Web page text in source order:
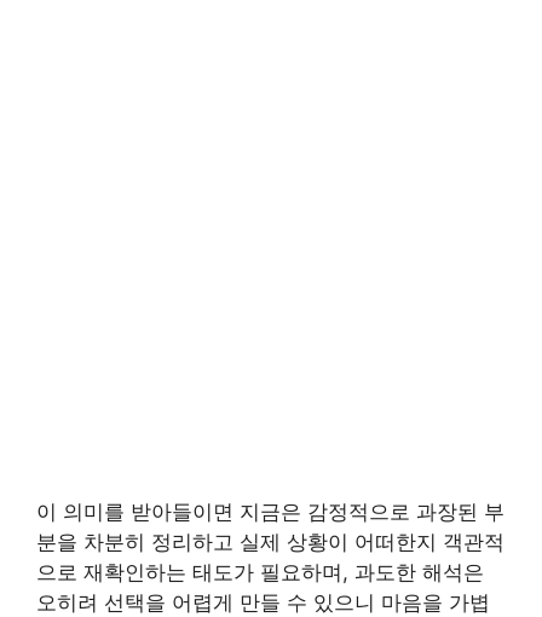
이 의미를 받아들이면 지금은 감정적으로 과장된 부
분을 차분히 정리하고 실제 상황이 어떠한지 객관적
으로 재확인하는 태도가 필요하며, 과도한 해석은
오히려 선택을 어렵게 만들 수 있으니 마음을 가볍